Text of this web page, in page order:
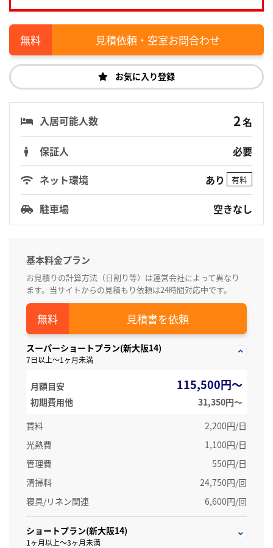
見積依頼・空室お問合わせ
お気に入り登録
入居可能人数 2名
保証人
必要
ネット環境
あり 有料
駐車場 空きなし
基本料金プラン
お見積りの計算方法（日割り等）は運営会社によって異なり
ます。当サイトからの見積もり依頼は24時間対応中です。
見積書を依頼
スーパーショートプラン(新大阪14)
7日以上～1ヶ月未満
月額目安 115,500円～
初期費用他
31,350円〜
賃料
2,200円/日
光熱費
1,100円/日
管理費
550円/日
清掃料
24,750円/回
寝具/リネン関連
6,600円/回
ショートプラン(新大阪14)
1ヶ月以上～3ヶ月未満